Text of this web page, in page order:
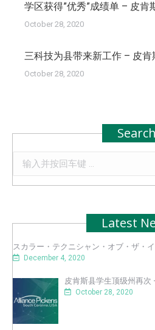
学区获得”优秀”成绩单 – 皮肯
October 28, 2020
三科技为县带来新工作 – 皮肯
October 28, 2020
Search
Search:
Latest
スカラー・テクニシャン・オブ・ザ・
December 4, 2020
皮肯斯县学生顶级州再次
October 28, 2020